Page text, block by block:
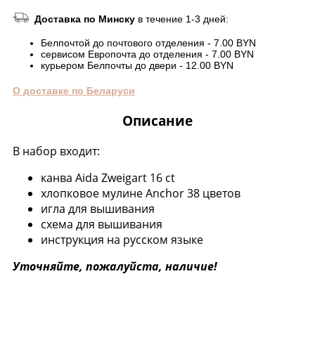
Доставка по Минску в течение 1-3 дней:
Белпочтой до почтового отделения - 7.00 BYN
сервисом Европочта до отделения - 7.00 BYN
курьером Белпочты до двери - 12.00 BYN
О доставке по Беларуси
Описание
В набор входит:
канва Aida Zweigart 16 ct
хлопковое мулине Anchor 38 цветов
игла для вышивания
схема для вышивания
инструкция на русском языке
Уточняйте, пожалуйста, наличие!